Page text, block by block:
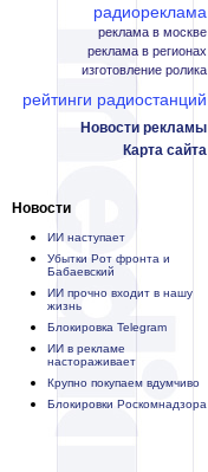
радиореклама
реклама в москве
реклама в регионах
изготовление ролика
рейтинги радиостанций
Новости рекламы
Карта сайта
Новости
ИИ наступает
Убытки Рот фронта и
Бабаевский
ИИ прочно входит в нашу
жизнь
Блокировка Telegram
ИИ в рекламе
настораживает
Крупно покупаем вдумчиво
Блокировки Роскомнадзора